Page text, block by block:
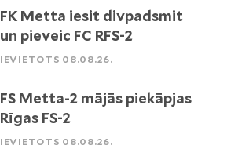
FK Metta iesit divpadsmit
un pieveic FC RFS-2
IEVIETOTS 08.08.26.
FS Metta-2 mājās piekāpjas
Rīgas FS-2
IEVIETOTS 08.08.26.